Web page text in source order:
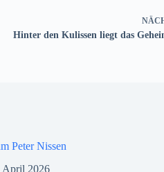
Hinter den Kulissen liegt das
Peter Nissen
April 2026